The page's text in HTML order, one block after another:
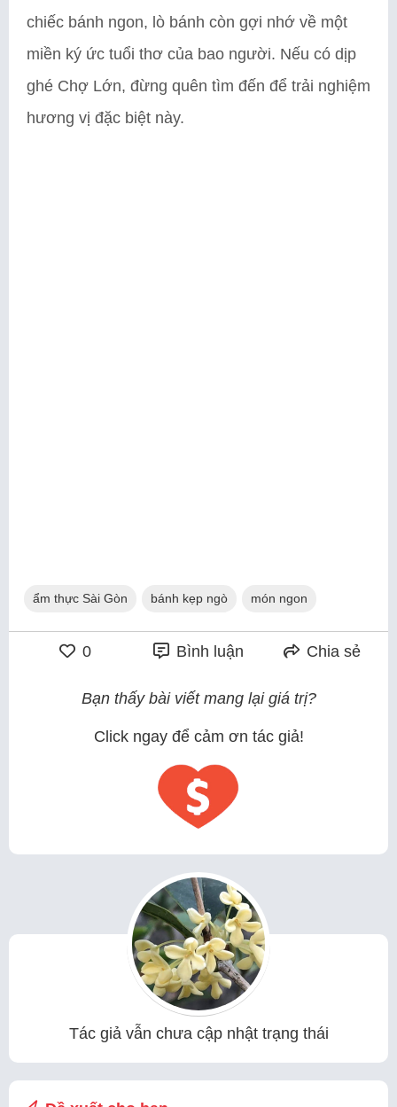
chiếc bánh ngon, lò bánh còn gợi nhớ về một
miền ký ức tuổi thơ của bao người. Nếu có dịp
ghé Chợ Lớn, đừng quên tìm đến để trải nghiệm
hương vị đặc biệt này.
ẩm thực Sài Gòn bánh kẹp ngò món ngon
0 Bình luận Chia sẻ
Bạn thấy bài viết mang lại giá trị?
Click ngay để cảm ơn tác giả!
Tác giả vẫn chưa cập nhật trạng thái